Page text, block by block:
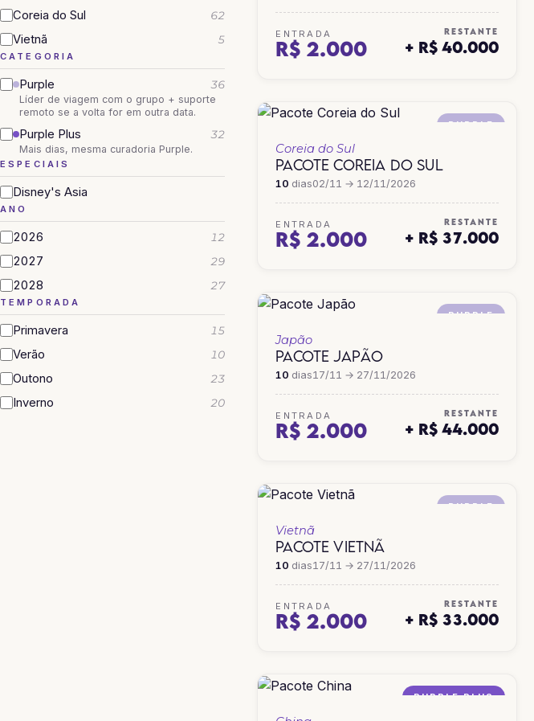
Coreia do Sul 62
Vietnã 5
CATEGORIA
Purple 36
Líder de viagem com o grupo + suporte
remoto se a volta for em outra data.
Purple Plus 32
Mais dias, mesma curadoria Purple.
ESPECIAIS
Disney's Asia
ANO
2026 12
2027 29
2028 27
TEMPORADA
Primavera 15
Verão 10
Outono 23
Inverno 20
ENTRADA
R$ 2.000
RESTANTE
+ R$ 40.000
PURPLE
Coreia do Sul
PACOTE COREIA DO SUL
10 dias02/11 → 12/11/2026
ENTRADA
R$ 2.000
RESTANTE
+ R$ 37.000
PURPLE
Japão
PACOTE JAPÃO
10 dias17/11 → 27/11/2026
ENTRADA
R$ 2.000
RESTANTE
+ R$ 44.000
PURPLE
Vietnã
PACOTE VIETNÃ
10 dias17/11 → 27/11/2026
ENTRADA
R$ 2.000
RESTANTE
+ R$ 33.000
PURPLE PLUS